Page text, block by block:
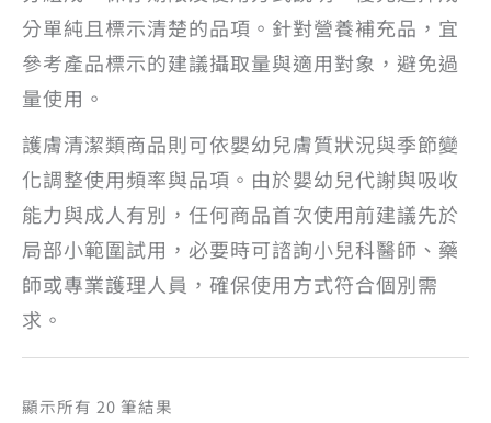
分單純且標示清楚的品項。針對營養補充品，宜
參考產品標示的建議攝取量與適用對象，避免過
量使用。
護膚清潔類商品則可依嬰幼兒膚質狀況與季節變
化調整使用頻率與品項。由於嬰幼兒代謝與吸收
能力與成人有別，任何商品首次使用前建議先於
局部小範圍試用，必要時可諮詢小兒科醫師、藥
師或專業護理人員，確保使用方式符合個別需
求。
顯示所有 20 筆結果